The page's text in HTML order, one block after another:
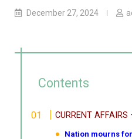
December 27, 2024
Contents
CURRENT
Nation mourns